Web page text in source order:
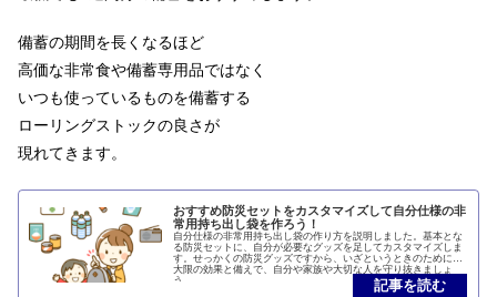
備蓄の期間を長くなるほど
高価な非常食や備蓄専用品ではなく
いつも使っているものを備蓄する
ローリングストックの良さが
現れてきます。
おすすめ防災セットをカスタマイズして自分仕様の非
常用持ち出し袋を作ろう！
自分仕様の非常用持ち出し袋の作り方を説明しました。基本とな
る防災セットに、自分が必要なグッズを足してカスタマイズしま
す。せっかくの防災グッズですから、いざというときのために最
大限の効果と備えで、自分や家族や大切な人を守り抜きましょ
う。